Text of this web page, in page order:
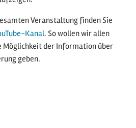
Veranstaltung finden Sie
Kanal. So wollen wir allen
Möglichkeit der Information über
geben.